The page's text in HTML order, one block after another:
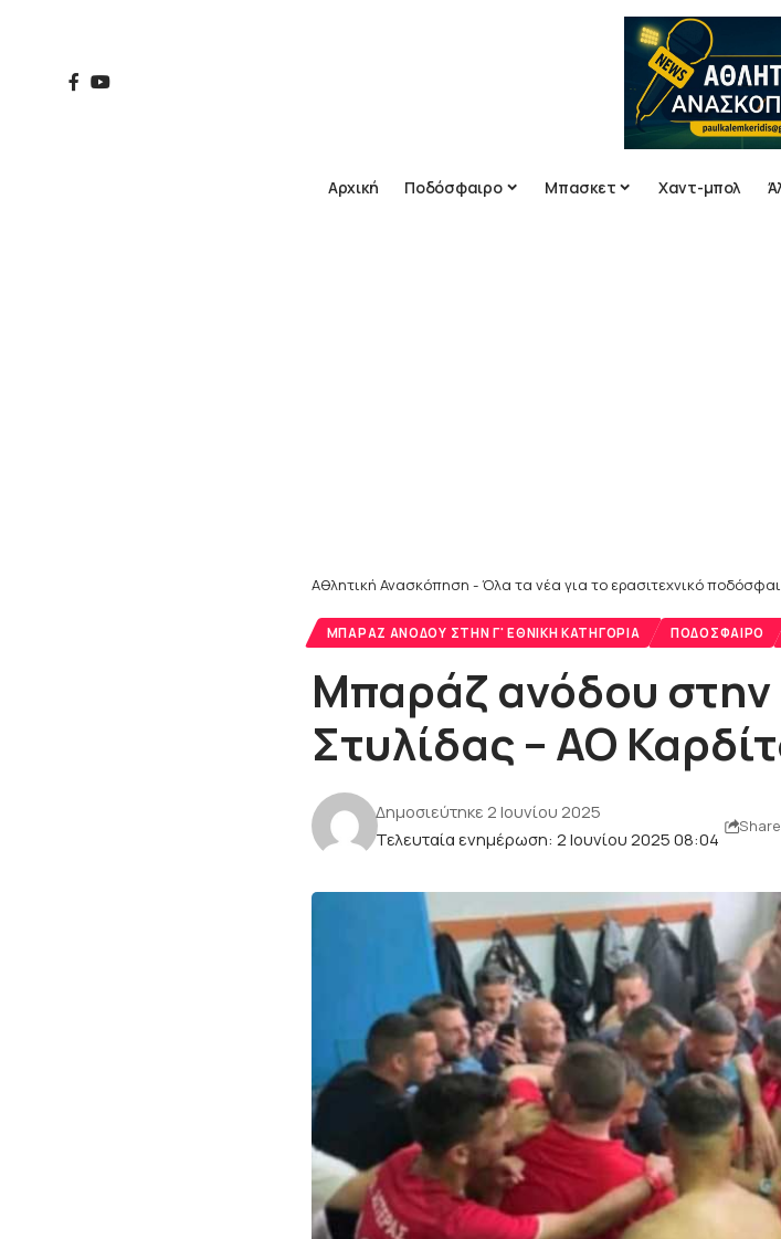
Αρχική Ποδόσφαιρο Μπασκετ Χαντ-μπολ
Αθλητική Ανασκόπηση - Όλα τα νέα για το ερασιτεχνικό
MΠΑΡΑΖ ΑΝΌΔΟΥ ΣΤΗΝ Γ' ΕΘΝΙΚΉ ΚΑΤΗΓΟΡΊΑ ΠΟΔΌΣΦΑΙΡΟ
Μπαράζ ανόδου στην
Στυλίδας – ΑΟ
Τελευταία ενημέρωση: 2 Ιουνίου 2025 08:04
Δημοσιεύτηκε 2 Ιουνίου 2025
Share